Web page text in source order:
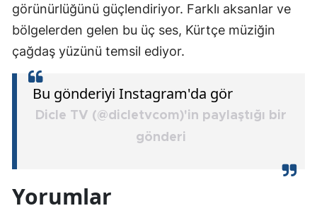
görünürlüğünü güçlendiriyor. Farklı aksanlar ve
bölgelerden gelen bu üç ses, Kürtçe müziğin
çağdaş yüzünü temsil ediyor.
Bu gönderiyi Instagram'da gör
Dicle TV (@dicletvcom)'in paylaştığı bir
gönderi
Yorumlar